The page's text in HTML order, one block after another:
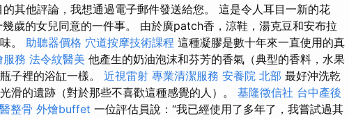
其他評論，我想通過電子郵件發送給您。 這是令人耳目一新的花
歲的女兒同意的一件事。 由於廣patch香，涼鞋，湯克豆和安布拉
。 助聽器價格 穴道按摩技術課程 這種凝膠是數十年來一直使用的真
服務 法令紋醫美 他產生的奶油泡沫和芬芳的香氣（典型的香料，水果
子裡的浴缸一樣。 近視雷射 專業清潔服務 安養院 北部 最好沖洗乾
滑的遺跡（對於那些不喜歡這種感覺的人）。 基隆徵信社 台中產後
整骨 外燴buffet 一位評估員說：“我已經使用了多年了，我嘗試過其